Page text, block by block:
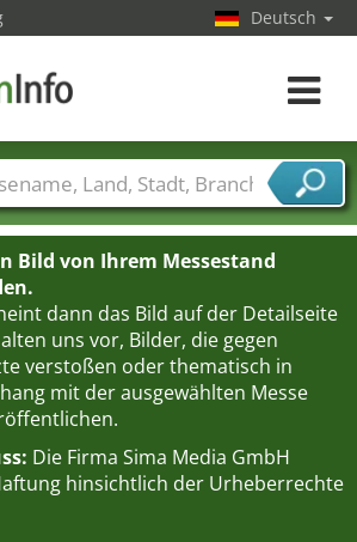
Bild von Ihrem Messestand
dann das Bild auf der Detailseite
uns vor, Bilder, die gegen
verstoßen oder thematisch in
mit der ausgewählten Messe
Die Firma Sima Media GmbH
hinsichtlich der Urheberrechte
Deutsch
Toggle
Länder Städte
Branchen